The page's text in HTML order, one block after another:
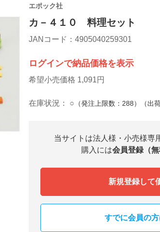
エポック社
カ－４１０ 料理セット
JANコード：4905040259301
ログインで納品価格を表示
希望小売価格 1,091円
在庫状況： ○ （発注上限数：288）（出
当サイトは法人様・小売様専
購入には会員登録（無
新規登録して
すでに会員の